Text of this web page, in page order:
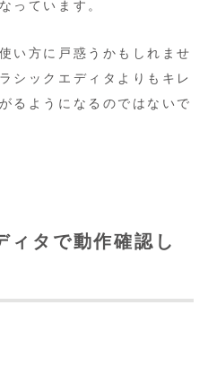
っています。
い方に戸惑うかもしれませ
シックエディタよりもキレ
るようになるのではないで
ィタで動作確認し